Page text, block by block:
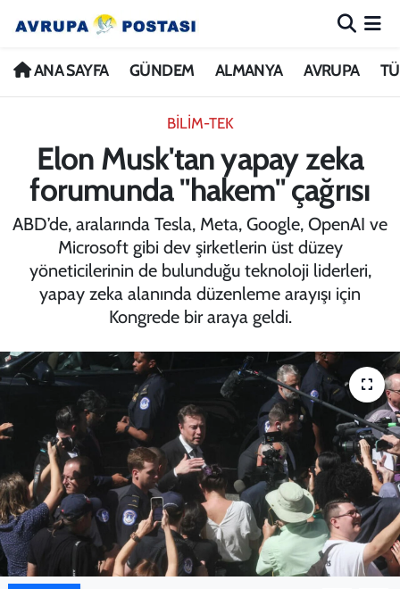
ANA SAYFA GÜNDEM ALMANYA AVRUPA
BİLİM-TEK
Elon Musk'tan yapay zeka
forumunda "hakem" çağrısı
ABD’de, aralarında Tesla, Meta, Google, OpenAI ve
Microsoft gibi dev şirketlerin üst düzey
yöneticilerinin de bulunduğu teknoloji liderleri,
yapay zeka alanında düzenleme arayışı için
Kongrede bir araya geldi.
ANA SAYFA
ALMANYA
AVRUPA
TÜRKİYE
DÜNYA
SPOR
KADIN
YAZARLAR
Nöbetçi Eczaneler
İstanbul Namaz Vakitleri
Trafik Durumu
Avrupa Ligi Puan Durumu ve Fikstür
Tüm Manşetler
Haber Arşivi